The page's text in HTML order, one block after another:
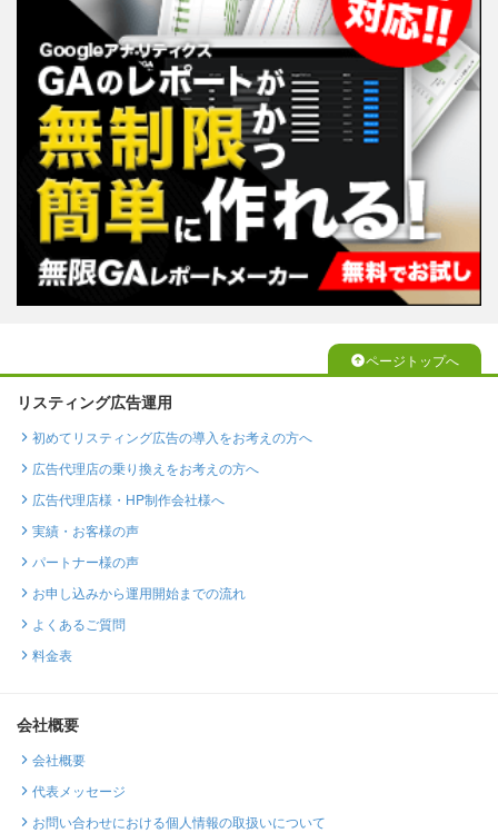
ページトップへ
リスティング広告運用
初めてリスティング広告の導入をお考えの方へ
広告代理店の乗り換えをお考えの方へ
広告代理店様・HP制作会社様へ
実績・お客様の声
パートナー様の声
お申し込みから運用開始までの流れ
よくあるご質問
料金表
会社概要
会社概要
代表メッセージ
お問い合わせにおける個人情報の取扱いについて